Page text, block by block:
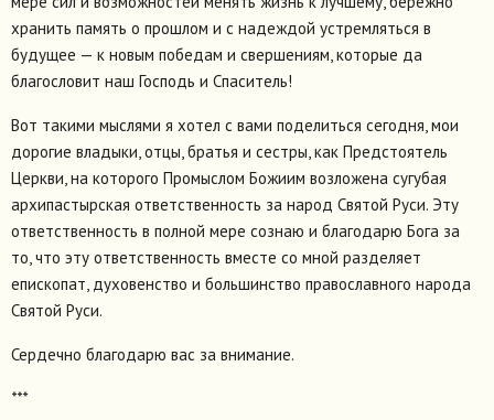
хранить память о прошлом и с надеждой устремляться в
будущее — к новым победам и свершениям, которые да
благословит наш Господь и Спаситель!
Вот такими мыслями я хотел с вами поделиться сегодня, мои
дорогие владыки, отцы, братья и сестры, как Предстоятель
Церкви, на которого Промыслом Божиим возложена сугубая
архипастырская ответственность за народ Святой Руси. Эту
ответственность в полной мере сознаю и благодарю Бога за
то, что эту ответственность вместе со мной разделяет
епископат, духовенство и большинство православного народа
Святой Руси.
Сердечно благодарю вас за внимание.
***